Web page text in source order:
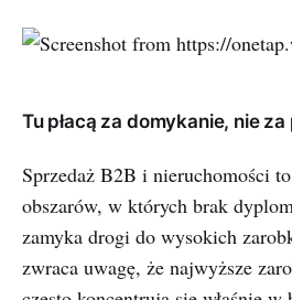
Tu płacą za domykanie, nie
Sprzedaż B2B i nieruchomości
obszarów, w których brak
zamyka drogi do wysokich
zwraca uwagę, że najwyższe